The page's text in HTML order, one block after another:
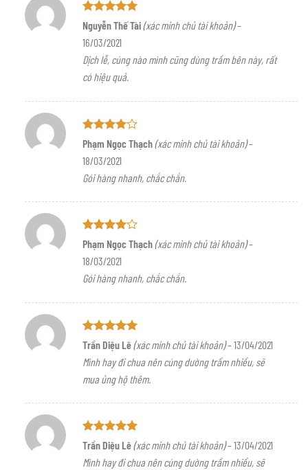
Được xếp
hạng5 5
sao
Nguyễn Thế Tài(xác minh chủ tài khoản)–
16/03/2021
Dịch lễ, cúng nào mình cũng dùng trầm bên này, rất
có hiệu quả.
Được
xếp hạng
45 sao
Phạm Ngọc Thạch(xác minh chủ tài khoản)–
18/03/2021
Gói hàng nhanh, chắc chắn.
Được
xếp hạng
45 sao
Phạm Ngọc Thạch(xác minh chủ tài khoản)–
18/03/2021
Gói hàng nhanh, chắc chắn.
Được xếp
hạng55
sao
Trần Diệu Lê(xác minh chủ tài khoản)–13/04/2021
Mình hay đi chua nên cúng dường trầm nhiều, sẽ
mua ủng hộ thêm.
Được xếp
hạng55
sao
Trần Diệu Lê(xác minh chủ tài khoản)–13/04/2021
Mình hay đi chua nên cúng dường trầm nhiều, sẽ